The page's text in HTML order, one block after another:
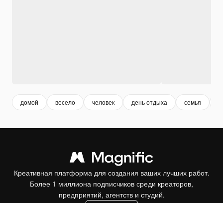
домой весело человек день отдыха семья
Креативная платформа для создания ваших лучших работ.
Более 1 миллиона подписчиков среди креаторов,
предприятий, агентств и студий.